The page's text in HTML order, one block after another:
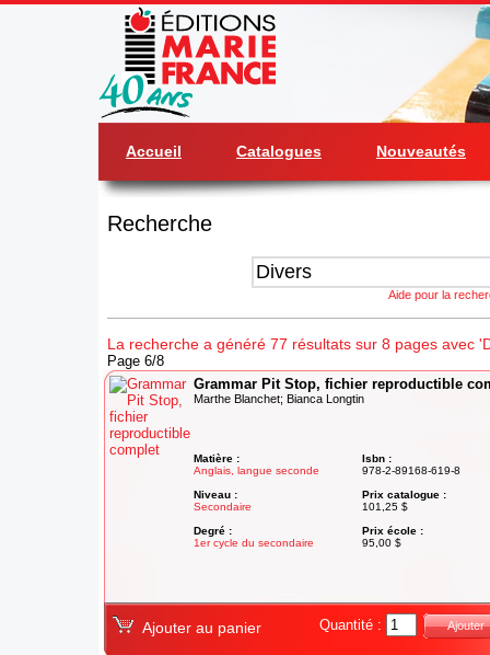
Accueil Catalogues Nouveautés
Recherche
Aide pour la
La recherche a généré 77 résultats sur 8 pages avec
Page 6/8
Grammar Pit Stop, fichier reproductible
Marthe Blanchet; Bianca Longtin
Matière :
Anglais, langue seconde
Niveau :
Secondaire
Degré :
1er cycle du secondaire
Isbn :
978-2-89168-619-8
Prix catalogue :
101,25 $
Prix école :
95,00 $
Ajouter au panier Quantité : Ajouter